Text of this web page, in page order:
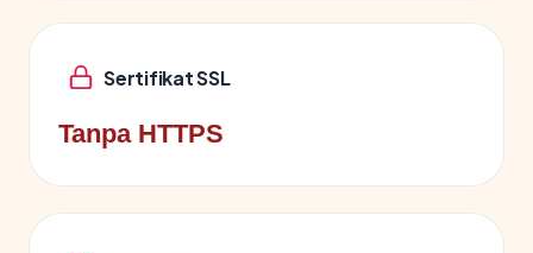
Sertifikat SSL
Tanpa HTTPS